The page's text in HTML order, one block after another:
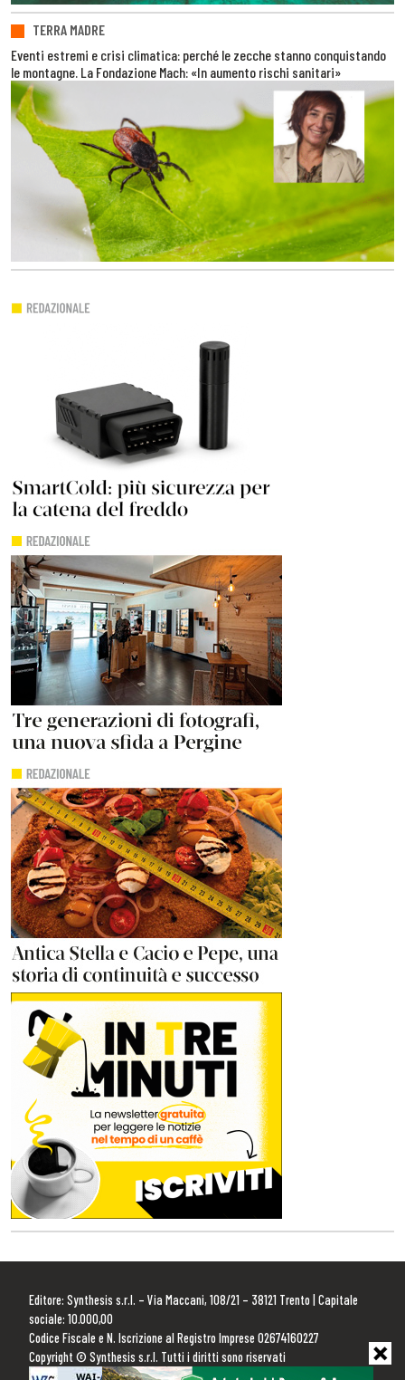
TERRA MADRE
Eventi estremi e crisi climatica: perché le zecche stanno conquistando
le montagne. La Fondazione Mach: «In aumento rischi sanitari»
Editore: Synthesis s.r.l. – Via Maccani, 108/21 – 38121 Trento | Capitale
sociale: 10.000,00
Codice Fiscale e N. Iscrizione al Registro Imprese 02674160227
Copyright © Synthesis s.r.l. Tutti i diritti sono riservati